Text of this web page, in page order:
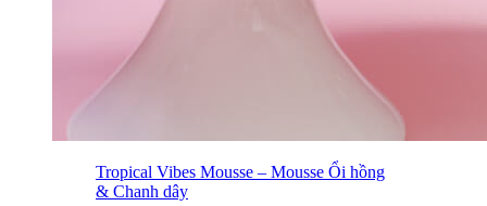
Tropical Vibes Mousse – Mousse Ổi hồng
& Chanh dây